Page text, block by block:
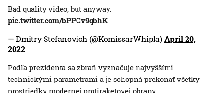
Bad quality video, but anyway.
pic.twitter.com/bPPCv9qbhK
— Dmitry Stefanovich (@KomissarWhipla)April 20,
2022
Podľa prezidenta sa zbraň vyznačuje najvyššími
technickými parametrami a je schopná prekonať všetky
prostriedky modernej protiraketovej obrany.